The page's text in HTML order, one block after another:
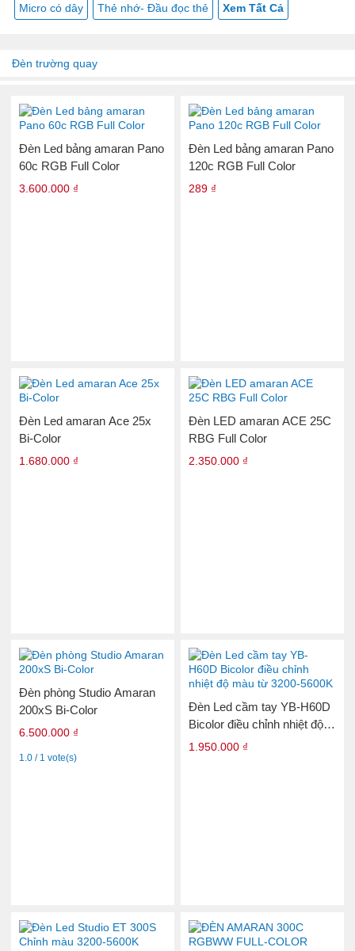
Micro có dây Thẻ nhớ- Đầu đọc thẻ Xem Tất Cả
Đèn trường quay
Đèn Led bảng amaran Pano
60c RGB Full Color
3.600.000 ₫
Đèn Led bảng amaran Pano
120c RGB Full Color
289 ₫
Đèn Led amaran Ace 25x
Bi-Color
1.680.000 ₫
Đèn LED amaran ACE 25C
RBG Full Color
2.350.000 ₫
Đèn phòng Studio Amaran
200xS Bi-Color
6.500.000 ₫
1.0 / 1 vote(s)
Đèn Led cầm tay YB-H60D
Bicolor điều chỉnh nhiệt độ
màu từ 3200-5600K
1.950.000 ₫